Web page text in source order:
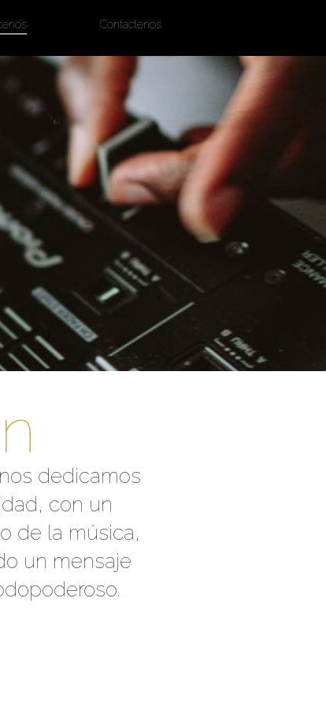
Contactenos
dedicamos
con un
de la música,
un mensaje